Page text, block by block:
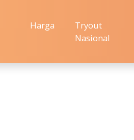
Harga
Tryout
Nasional